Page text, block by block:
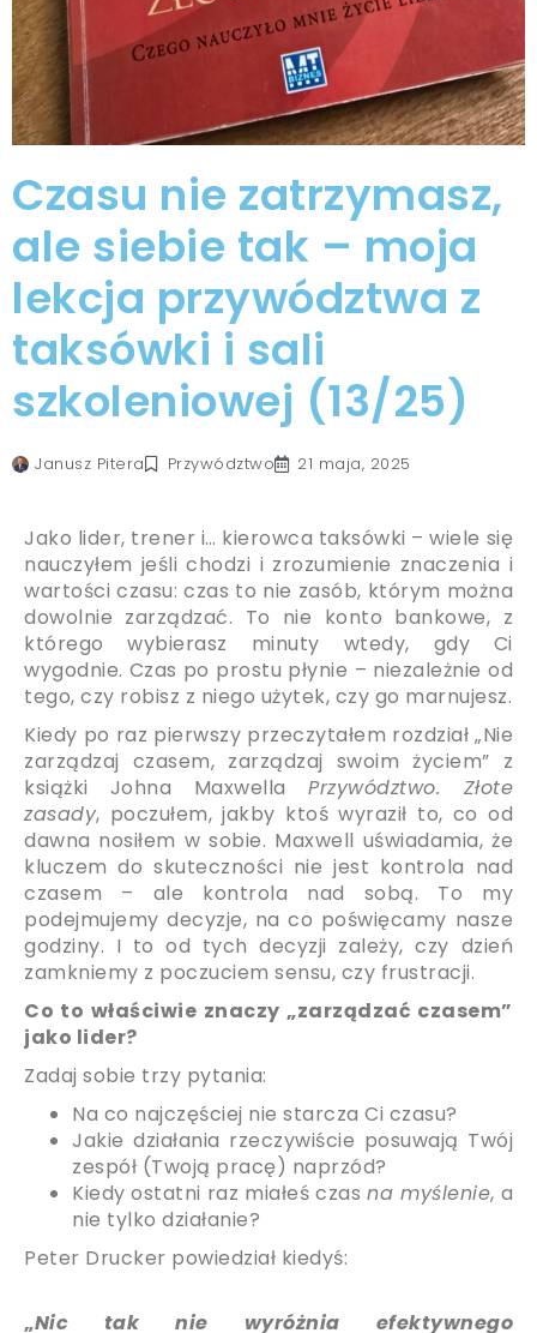
Czasu nie zatrzymasz,
ale siebie tak – moja
lekcja przywództwa z
taksówki i sali
szkoleniowej (13/25)
Janusz Pitera Przywództwo 21 maja, 2025
Jako lider, trener i… kierowca taksówki – wiele się
nauczyłem jeśli chodzi i zrozumienie znaczenia i
wartości czasu: czas to nie zasób, którym można
dowolnie zarządzać. To nie konto bankowe, z
którego wybierasz minuty wtedy, gdy Ci
wygodnie. Czas po prostu płynie – niezależnie od
tego, czy robisz z niego użytek, czy go marnujesz.
Kiedy po raz pierwszy przeczytałem rozdział „Nie
zarządzaj czasem, zarządzaj swoim życiem” z
książki Johna MaxwellaPrzywództwo. Złote
zasady, poczułem, jakby ktoś wyraził to, co od
dawna nosiłem w sobie. Maxwell uświadamia, że
kluczem do skuteczności nie jest kontrola nad
czasem – ale kontrola nad sobą. To my
podejmujemy decyzje, na co poświęcamy nasze
godziny. I to od tych decyzji zależy, czy dzień
zamkniemy z poczuciem sensu, czy frustracji.
Co to właściwie znaczy „zarządzać czasem”
jako lider?
Zadaj sobie trzy pytania:
Na co najczęściej nie starcza Ci czasu?
Jakie działania rzeczywiście posuwają Twój
zespół (Twoją pracę) naprzód?
Kiedy ostatni raz miałeś czasna myślenie, a
nie tylko działanie?
Peter Drucker powiedział kiedyś:
„Nic tak nie wyróżnia efektywnego